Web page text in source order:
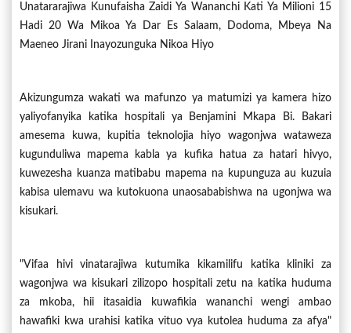
Unatararajiwa Kunufaisha Zaidi Ya Wananchi Kati Ya Milioni 15
Hadi 20 Wa Mikoa Ya Dar Es Salaam, Dodoma, Mbeya Na
Maeneo Jirani Inayozunguka Nikoa Hiyo
Akizungumza wakati wa mafunzo ya matumizi ya kamera hizo
yaliyofanyika katika hospitali ya Benjamini Mkapa Bi. Bakari
amesema kuwa, kupitia teknolojia hiyo wagonjwa wataweza
kugunduliwa mapema kabla ya kufika hatua za hatari hivyo,
kuwezesha kuanza matibabu mapema na kupunguza au kuzuia
kabisa ulemavu wa kutokuona unaosababishwa na ugonjwa wa
kisukari.
"Vifaa hivi vinatarajiwa kutumika kikamilifu katika kliniki za
wagonjwa wa kisukari zilizopo hospitali zetu na katika huduma
za mkoba, hii itasaidia kuwafikia wananchi wengi ambao
hawafiki kwa urahisi katika vituo vya kutolea huduma za afya"